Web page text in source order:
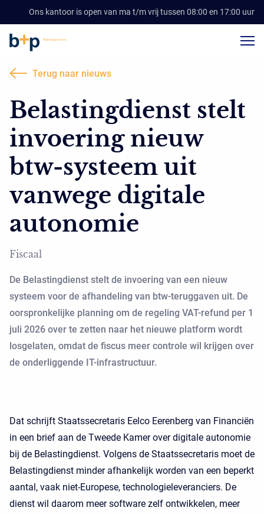
Ons kantoor is open van ma t/m vrij tussen 08:00 en 17:00 uur
Terug naar nieuws
Belastingdienst stelt
invoering nieuw
btw-systeem uit
vanwege digitale
autonomie
Fiscaal
De Belastingdienst stelt de invoering van een nieuw
systeem voor de afhandeling van btw-teruggaven uit. De
oorspronkelijke planning om de regeling VAT-refund per 1
juli 2026 over te zetten naar het nieuwe platform wordt
losgelaten, omdat de fiscus meer controle wil krijgen over
de onderliggende IT-infrastructuur.
Dat schrijft Staatssecretaris Eelco Eerenberg van Financiën
in een brief aan de Tweede Kamer over digitale autonomie
bij de Belastingdienst. Volgens de Staatssecretaris moet de
Belastingdienst minder afhankelijk worden van een beperkt
aantal, vaak niet-Europese, technologieleveranciers. De
dienst wil daarom meer software zelf ontwikkelen, meer